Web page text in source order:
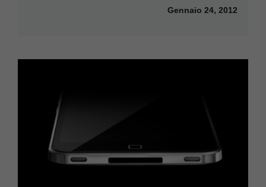
Gennaio 24, 2012